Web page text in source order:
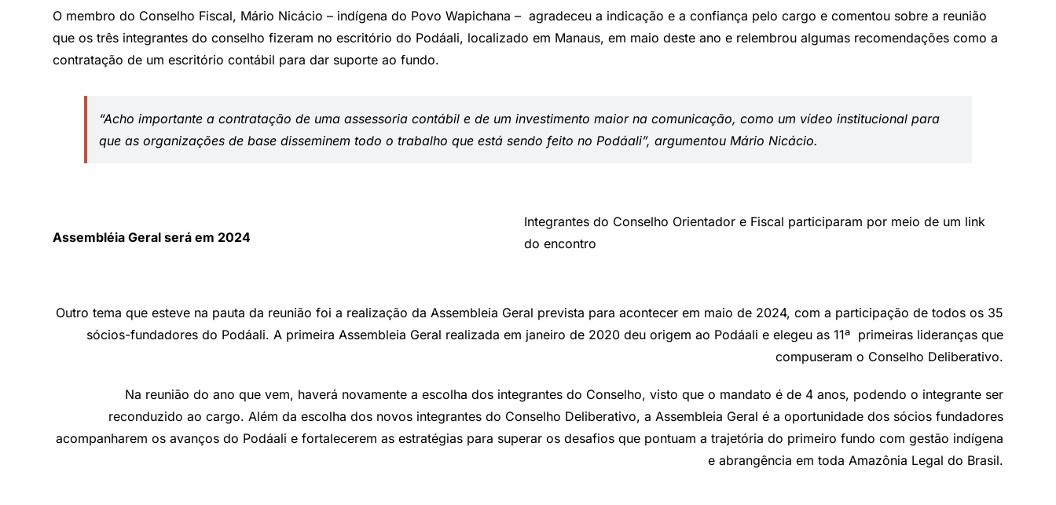
O membro do Conselho Fiscal, Mário Nicácio – indígena do Povo Wapichana – agradeceu a indicação e a confiança pelo cargo e comentou sobre a reunião
que os três integrantes do conselho fizeram no escritório do Podáali, localizado em Manaus, em maio deste ano e relembrou algumas recomendações como a
contratação de um escritório contábil para dar suporte ao fundo.
“Acho importante a contratação de uma assessoria contábil e de um investimento maior na comunicação, como um vídeo institucional para
que as organizações de base disseminem todo o trabalho que está sendo feito no Podáali”, argumentou Mário Nicácio.
Integrantes do Conselho Orientador e Fiscal participaram por meio de um link
do encontro
Assembléia Geral será em 2024
Outro tema que esteve na pauta da reunião foi a realização da Assembleia Geral prevista para acontecer em maio de 2024, com a participação de todos os 35
sócios-fundadores do Podáali. A primeira Assembleia Geral realizada em janeiro de 2020 deu origem ao Podáali e elegeu as 11ª primeiras lideranças que
compuseram o Conselho Deliberativo.
Na reunião do ano que vem, haverá novamente a escolha dos integrantes do Conselho, visto que o mandato é de 4 anos, podendo o integrante ser
reconduzido ao cargo. Além da escolha dos novos integrantes do Conselho Deliberativo, a Assembleia Geral é a oportunidade dos sócios fundadores
acompanharem os avanços do Podáali e fortalecerem as estratégias para superar os desafios que pontuam a trajetória do primeiro fundo com gestão indígena
e abrangência em toda Amazônia Legal do Brasil.